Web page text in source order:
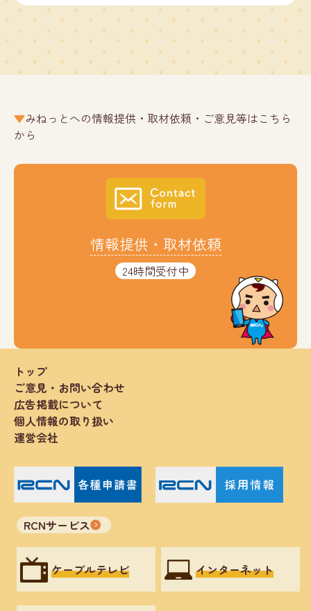
みねっとへの情報提供・取材依頼・ご意見等はこちら
から
情報提供・取材依頼
24時間受付中
トップ
ご意見・お問い合わせ
広告掲載について
個人情報の取り扱い
運営会社
RCNサービス
ケーブルテレビ インターネット